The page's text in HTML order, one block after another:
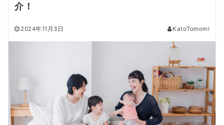
介！
2024年11月3日 KatoTomomi